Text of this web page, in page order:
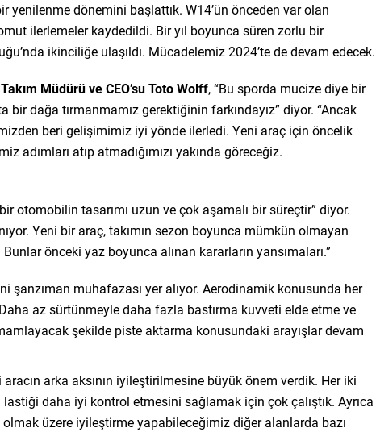
yenilenme dönemini başlattık. W14’ün önceden var olan
ilerlemeler kaydedildi. Bir yıl boyunca süren zorlu bir
ikinciliğe ulaşıldı. Mücadelemiz 2024’te de devam edecek.
Müdürü ve CEO’su Toto Wolff, “Bu sporda mucize diye bir
dağa tırmanmamız gerektiğinin farkındayız” diyor. “Ancak
beri gelişimimiz iyi yönde ilerledi. Yeni araç için öncelik
adımları atıp atmadığımızı yakında göreceğiz.
otomobilin tasarımı uzun ve çok aşamalı bir süreçtir” diyor.
Yeni bir araç, takımın sezon boyunca mümkün olmayan
önceki yaz boyunca alınan kararların yansımaları.”
şanzıman muhafazası yer alıyor. Aerodinamik konusunda her
az sürtünmeyle daha fazla bastırma kuvveti elde etme ve
şekilde piste aktarma konusundaki arayışlar devam
arka aksının iyileştirilmesine büyük önem verdik. Her iki
lastiği daha iyi kontrol etmesini sağlamak için çok çalıştık. Ayrıca
üzere iyileştirme yapabileceğimiz diğer alanlarda bazı